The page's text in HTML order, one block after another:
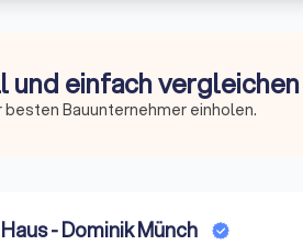
und einfach vergleichen
Bauunternehmer einholen.
- Dominik Münch